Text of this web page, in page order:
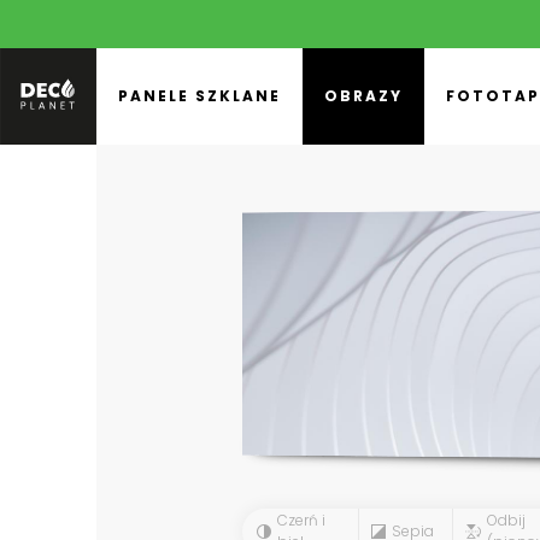
PANELE SZKLANE OBRAZY
Czerń i
Sepia
Odbij